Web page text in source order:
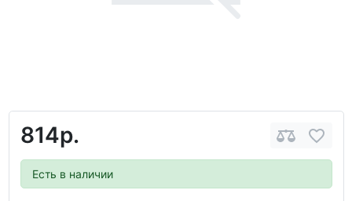
814р.
Есть в наличии